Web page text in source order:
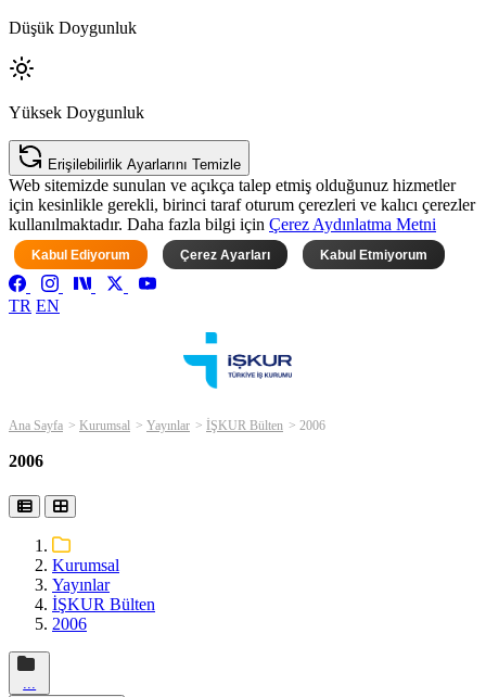
Düşük Doygunluk
Yüksek Doygunluk
Erişilebilirlik Ayarlarını Temizle
Web sitemizde sunulan ve açıkça talep etmiş olduğunuz hizmetler
için kesinlikle gerekli, birinci taraf oturum çerezleri ve kalıcı çerezler
kullanılmaktadır. Daha fazla bilgi için Çerez Aydınlatma Metni
Kabul Ediyorum Çerez Ayarları Kabul Etmiyorum
TR EN
Ana Sayfa Kurumsal Yayınlar İŞKUR Bülten 2006
2006
Kurumsal
Yayınlar
İŞKUR Bülten
2006